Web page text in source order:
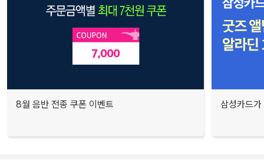
8월 음반 전종 쿠폰 이벤트 삼성카드